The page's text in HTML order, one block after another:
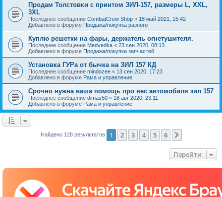
Продам Толстовки с принтом ЗИЛ-157, размеры L, XXL,
3XL
Последнее сообщение CombatCrew Shop « 18 май 2021, 15:42
Добавлено в форуме Продажа/покупка разного
Куплю решетки на фары, держатель огнетушителя.
Последнее сообщение Medvedka « 23 сен 2020, 08:13
Добавлено в форуме Продажа/покупка запчастей
Установка ГУРа от бычка на ЗИЛ 157 КД
Последнее сообщение mindozee « 13 сен 2020, 17:23
Добавлено в форуме Рама и управление
Срочно нужна ваша помощь про вес автомобиля зил 157
Последнее сообщение dimas50 « 18 авг 2020, 23:11
Добавлено в форуме Рама и управление
Найдено 128 результатов 1 2 3 4 5 6
Перейти